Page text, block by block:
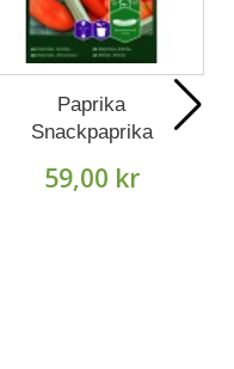
Paprika
Snackpaprika
59,00 kr